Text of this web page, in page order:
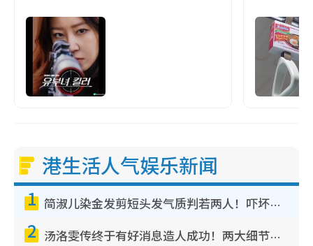
港生活人气娱乐新闻
1 简淑儿染金发剪短头发气质判若两人！吓坏老公麦大力都认不出：“你做什么？”
2 汤洛雯传终于有好消息造人成功！两大细节曝孕味极浓引猜测：大肚婆先会咁！